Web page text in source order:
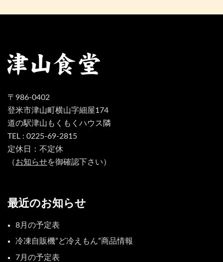
〒986-0402
登米市津山町横山字細屋174
道の駅津山もくもくハウス隣
TEL : 0225-69-2815
定休日：不定休
（お知らせを御確認下さい）
最近のお知らせ
8月の予定表
冷凍自販機”ど冷えもん”商品情報
7月の予定表